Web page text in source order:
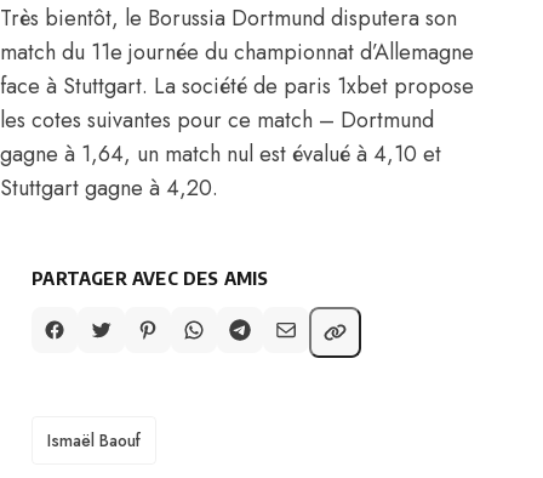
Très bientôt, le Borussia Dortmund disputera son
match du 11e journée du championnat d’Allemagne
face à Stuttgart. La société de paris 1xbet propose
les cotes suivantes pour ce match – Dortmund
gagne à 1,64, un match nul est évalué à 4,10 et
Stuttgart gagne à 4,20.
PARTAGER AVEC DES AMIS
TAGS
Ismaël Baouf